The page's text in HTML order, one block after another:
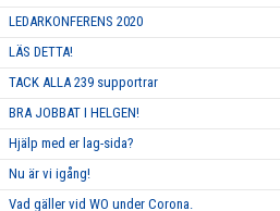
LEDARKONFERENS 2020
LÄS DETTA!
TACK ALLA 239 supportrar
BRA JOBBAT I HELGEN!
Hjälp med er lag-sida?
Nu är vi igång!
Vad gäller vid WO under Corona.